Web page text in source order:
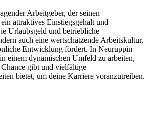
Arbeitgeber, der seinen
attraktives Einstiegsgehalt und
Urlaubsgeld und betriebliche
auch eine wertschätzende Arbeitskultur,
Entwicklung fördert. In Neuruppin
einem dynamischen Umfeld zu arbeiten,
Chance gibt und vielfältige
bietet, um deine Karriere voranzutreiben.